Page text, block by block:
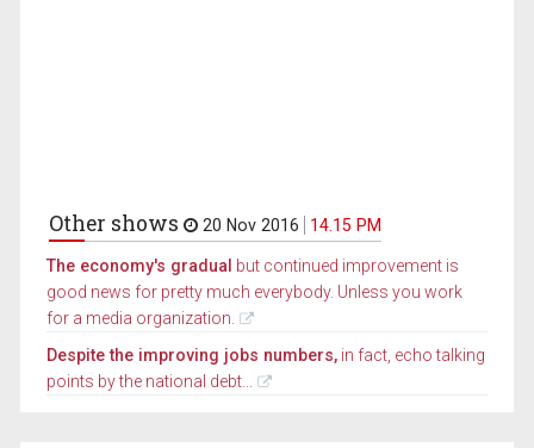
Other shows 20 Nov 2016 14.15 PM
The economy's gradual but continued improvement is
good news for pretty much everybody. Unless you work
for a media organization.
Despite the improving jobs numbers, in fact, echo talking
points by the national debt...